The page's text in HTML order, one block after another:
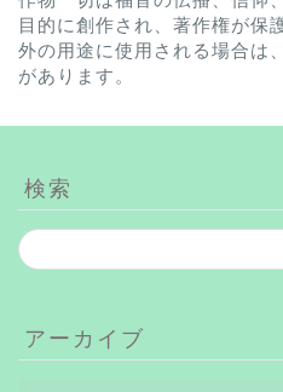
目的に創作され、著作権が保
外の用途に使用される場合は
があります。
検索
アーカイブ